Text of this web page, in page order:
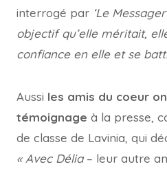
interrogé par ‘Le
objectif qu’elle méritait,
confiance en elle et se
Aussi les amis du coeur
témoignage à la presse,
de classe de Lavinia, qui
« Avec Délia– leur autre